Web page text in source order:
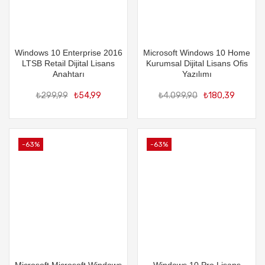
Windows 10 Enterprise 2016
LTSB Retail Dijital Lisans
Anahtarı
₺299,99 Orijinal
fiyat:
₺299,99.
₺54,99Şu
andaki
fiyat:
₺54,99.
Microsoft Windows 10 Home
Kurumsal Dijital Lisans Ofis
Yazılımı
₺4.099,90 fiyat:
₺180,39
-63% -63%